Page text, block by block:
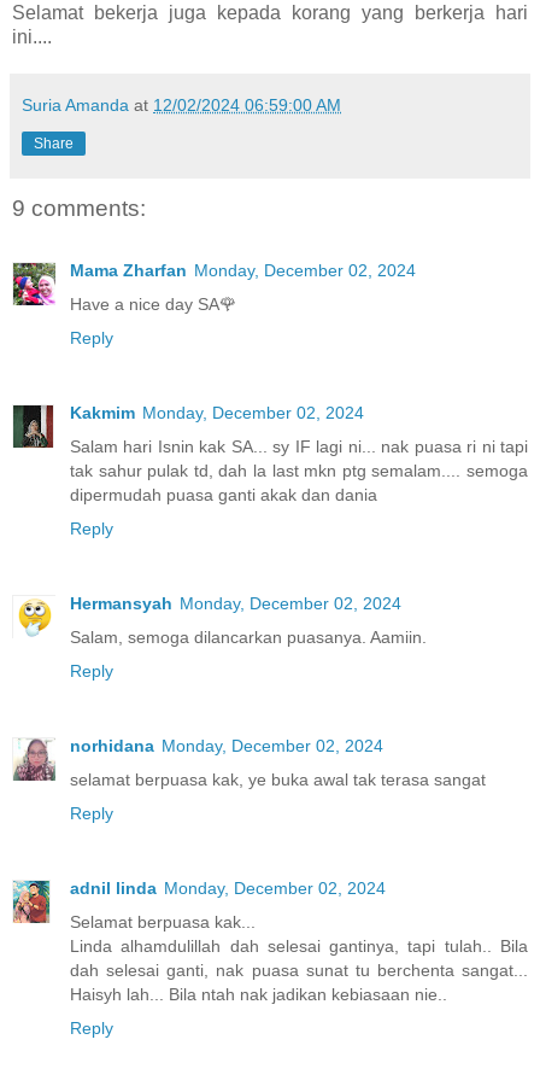
Selamat bekerja juga kepada korang yang berkerja hari
ini....
Suria Amanda at 12/02/2024 06:59:00 AM
Share
9 comments:
Mama Zharfan Monday, December 02, 2024
Have a nice day SA🌹
Reply
Kakmim Monday, December 02, 2024
Salam hari Isnin kak SA... sy IF lagi ni... nak puasa ri ni tapi
tak sahur pulak td, dah la last mkn ptg semalam.... semoga
dipermudah puasa ganti akak dan dania
Reply
Hermansyah Monday, December 02, 2024
Salam, semoga dilancarkan puasanya. Aamiin.
Reply
norhidana Monday, December 02, 2024
selamat berpuasa kak, ye buka awal tak terasa sangat
Reply
adnil linda Monday, December 02, 2024
Selamat berpuasa kak...
Linda alhamdulillah dah selesai gantinya, tapi tulah.. Bila
dah selesai ganti, nak puasa sunat tu berchenta sangat...
Haisyh lah... Bila ntah nak jadikan kebiasaan nie..
Reply